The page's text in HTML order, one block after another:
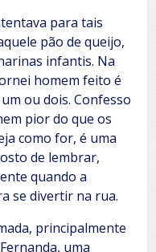
para tais
pão de queijo,
infantis. Na
homem feito é
ou dois. Confesso
pior do que os
como for, é uma
de lembrar,
quando a
se divertir na rua.
principalmente
uma